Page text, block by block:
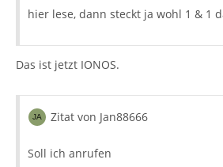
Deine Sicherheit nicht etwa erhöhst,
Gegenteil sogar senkst.
Gruß Ingo
hier lese, dann steckt ja wohl 1 & 1
Das ist jetzt IONOS.
Zitat von Jan88666
Soll ich anrufen